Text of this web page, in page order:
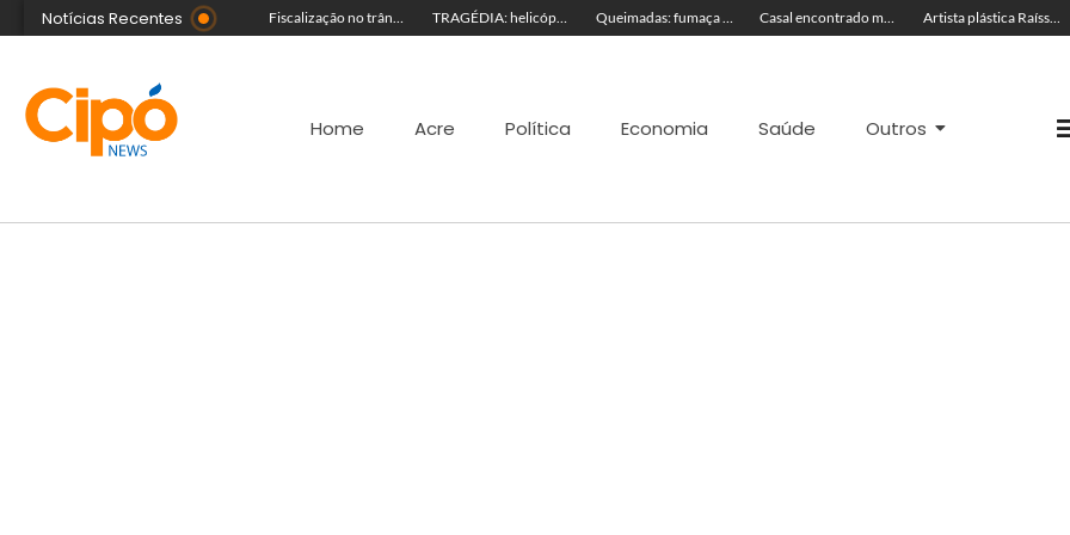
Notícias Recentes
Guida Aquino deixa reitoria da Ufac e publica carta aberta com balanço de gestão Fiscalização no trânsito reduz as autuações por embriaguez ao longo da Expoacre TRAGÉDIA: helicóptero cai e mata quatro pessoas; vítimas eram turistas Queimadas: fumaça invade a pista e prejudica trânsito em Rio Branco Casal encontrado morto em motel estava em banheira Artista plástica Raíssa Alvarenga expõe suas obras na Feira de Negócios do Novenário em Cruzeiro do Sul
Home Acre Política Economia Saúde Outros